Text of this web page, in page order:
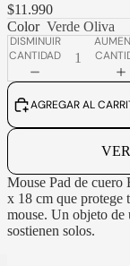
$11.990
Color Verde Oliva
DISMINUIR
CANTIDAD
AGREGAR AL
Mouse Pad de cuero
x 18 cm que protege
mouse. Un objeto de
sostienen solos.